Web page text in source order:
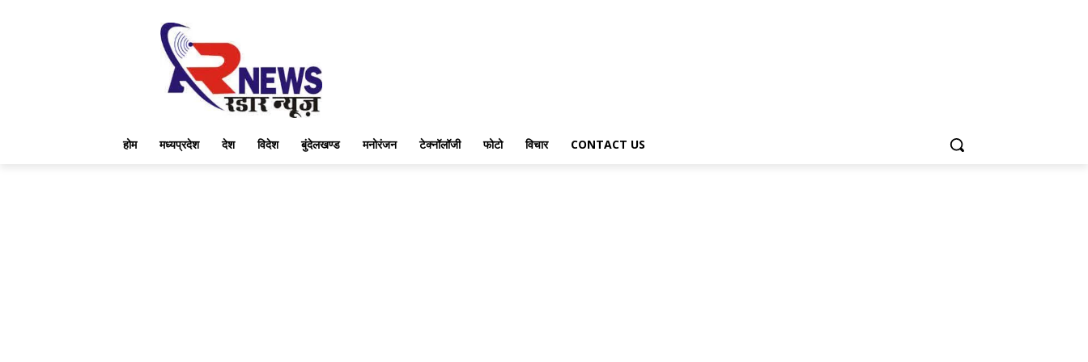
होम मध्यप्रदेश देश विदेश बुंदेलखण्ड मनोरंजन टेक्नॉलॉजी फोटो विचार CONTACT US